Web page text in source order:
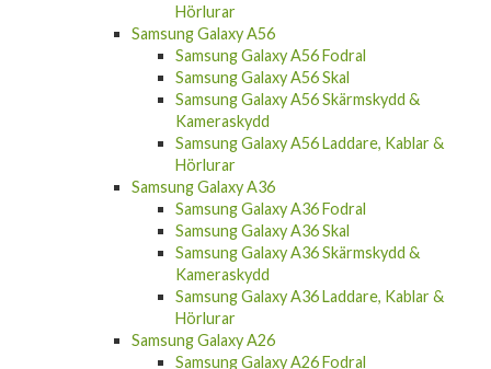
Hörlurar
Samsung Galaxy A56
Samsung Galaxy A56 Fodral
Samsung Galaxy A56 Skal
Samsung Galaxy A56 Skärmskydd &
Kameraskydd
Samsung Galaxy A56 Laddare, Kablar &
Hörlurar
Samsung Galaxy A36
Samsung Galaxy A36 Fodral
Samsung Galaxy A36 Skal
Samsung Galaxy A36 Skärmskydd &
Kameraskydd
Samsung Galaxy A36 Laddare, Kablar &
Hörlurar
Samsung Galaxy A26
Samsung Galaxy A26 Fodral